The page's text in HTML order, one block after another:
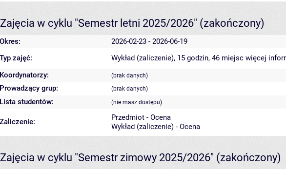
Zajęcia w cyklu "Semestr letni 2025/2026" (zakończony)
Okres: 2026-02-23 - 2026-06-19
Typ zajęć: Wykład (zaliczenie), 15 godzin, 46 miejsc więcej
Koordynatorzy:
(brak danych)
Prowadzący grup: (brak danych)
Lista studentów: (nie masz dostępu)
Zaliczenie:
Przedmiot - Ocena
Wykład (zaliczenie) - Ocena
Zajęcia w cyklu "Semestr zimowy 2025/2026" (zakończony)